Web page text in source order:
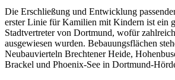
Die Erschließung und Entwicklung
erster Linie für Kamilien mit Kindern ist ein
Stadtvertreter von Dortmund, wofür
ausgewiesen wurden. Bebauungsflächen
Neubauvierteln Brechtener Heide,
Brackel und Phoenix-See in Dortmund-